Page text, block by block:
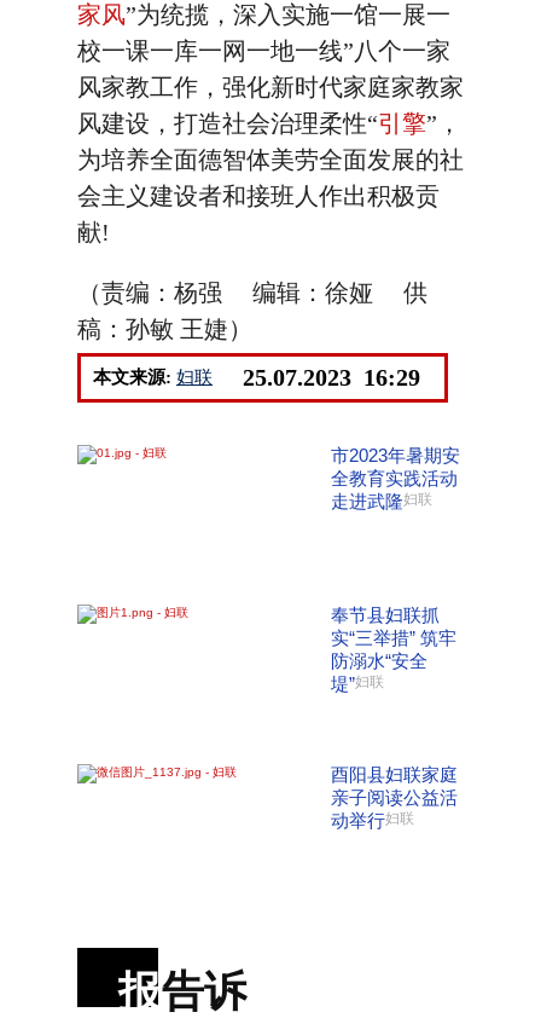
家风”为统揽，深入实施一馆一展一
校一课一库一网一地一线”八个一家
风家教工作，强化新时代家庭家教家
风建设，打造社会治理柔性“引擎”，
为培养全面德智体美劳全面发展的社
会主义建设者和接班人作出积极贡
献!
（责编：杨强 编辑：徐娅 供
稿：孙敏 王婕）
本文来源: 妇联 25.07.2023 16:29
市2023年暑期安
全教育实践活动
走进武隆妇联
奉节县妇联抓
实“三举措” 筑牢
防溺水“安全
堤”妇联
酉阳县妇联家庭
亲子阅读公益活
动举行妇联
报告诉